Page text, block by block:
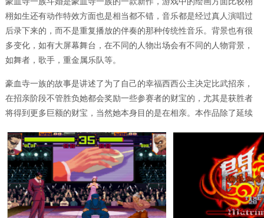
栩如生还有动作特效方面也是相当都不错，音乐都是经过真人演唱过
后录下来的，而不是重复播放的伴奏的那种传统性音乐。背景也有很
多变化，如有大屏幕舞台，在不同的人物出场会有不同的人物背景，
如舞者，歌手，重金属乐队等。
豪血寺一族的故事是讲述了为了自己的幸福西西公主决定比武招亲，
在招亲阶段不管胜负她都会奖励一些参赛者的财宝的，尤其是获胜者
将得到更多巨额的财宝，当然她本身目的是在相亲。本作品除了延续
个新人物，4个《龙吼》人物。人物的技能分为特殊技，必杀技，超必
杀技(1力槽)，奥义(Max力槽)，暗杀技(部分人物特殊条件下使用)。